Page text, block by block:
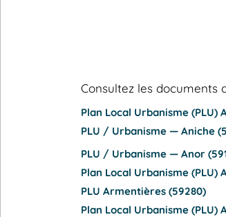
Consultez les documents
Plan Local Urbanisme (PLU)
PLU / Urbanisme — Aniche
PLU / Urbanisme — Anor
Plan Local Urbanisme (PLU)
PLU Armentières (59280)
Plan Local Urbanisme (PLU)